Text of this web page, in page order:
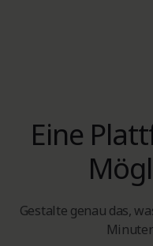
Eine
Gestalte genau das,